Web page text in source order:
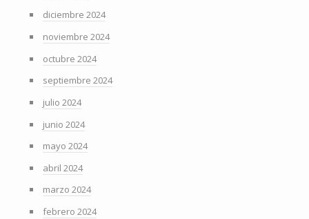
diciembre 2024
noviembre 2024
octubre 2024
septiembre 2024
julio 2024
junio 2024
mayo 2024
abril 2024
marzo 2024
febrero 2024